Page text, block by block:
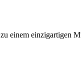
einem einzigartigen